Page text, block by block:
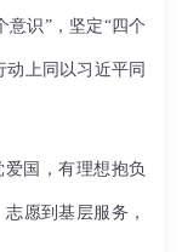
意识”，坚定“四个
动上同以习近平同
国，有理想抱负
愿到基层服务，